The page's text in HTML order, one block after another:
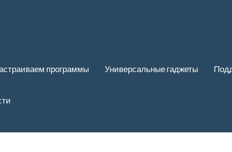
программы Универсальные гаджеты